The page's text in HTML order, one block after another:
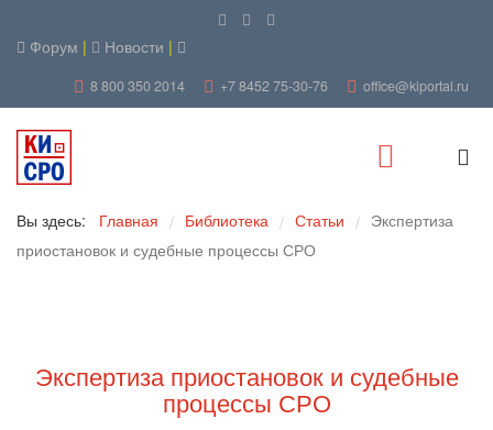
Форум | Новости |
8 800 350 2014 +7 8452 75-30-76 office@kiportal.ru
Вы здесь: Главная / Библиотека / Статьи / Экспертиза
приостановок и судебные процессы СРО
Экспертиза приостановок и судебные
процессы СРО